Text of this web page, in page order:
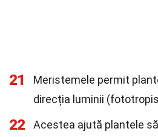
21
Meristemele permit
direcția luminii
22
Acestea ajută plantele